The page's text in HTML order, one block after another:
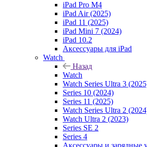
iPad Pro M4
iPad Air (2025)
iPad 11 (2025)
iPad Mini 7 (2024)
iPad 10.2
Аксессуары для iPad
Watch
Назад
Watch
Watch Series Ultra 3
Series 10 (2024)
Series 11 (2025)
Watch Series Ultra 2
Watch Ultra 2 (2023)
Series SE 2
Series 4
Аксессуары и зарядные